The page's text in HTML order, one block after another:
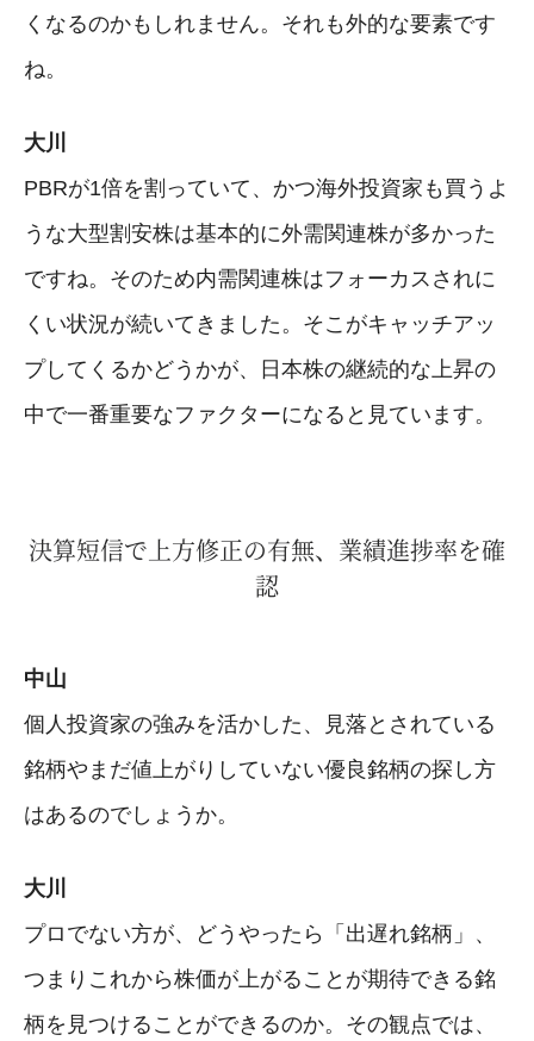
くなるのかもしれません。それも外的な要素です
ね。
大川
PBRが1倍を割っていて、かつ海外投資家も買うよ
うな大型割安株は基本的に外需関連株が多かった
ですね。そのため内需関連株はフォーカスされに
くい状況が続いてきました。そこがキャッチアッ
プしてくるかどうかが、日本株の継続的な上昇の
中で一番重要なファクターになると見ています。
決算短信で上方修正の有無、業績進捗率を確
認
中山
個人投資家の強みを活かした、見落とされている
銘柄やまだ値上がりしていない優良銘柄の探し方
はあるのでしょうか。
大川
プロでない方が、どうやったら「出遅れ銘柄」、
つまりこれから株価が上がることが期待できる銘
柄を見つけることができるのか。その観点では、